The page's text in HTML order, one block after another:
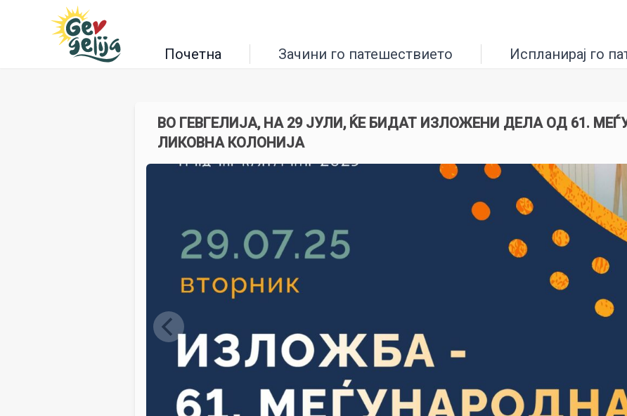
Почетна Зачини го патешествието Испланирај го
ВО ГЕВГЕЛИЈА, НА 29 ЈУЛИ, ЌЕ БИДАТ ИЗЛОЖЕНИ ДЕЛА ОД 61.
ЛИКОВНА КОЛОНИЈА